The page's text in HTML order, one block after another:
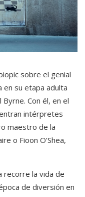
sobre el genial
en su etapa adulta
Con él, en el
intérpretes
maestro de la
o Fioon O’Shea,
recorre la vida de
de diversión en